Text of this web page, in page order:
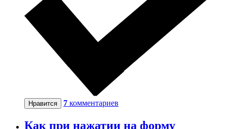
Нравится 7 комментариев
Как при нажатии на форму